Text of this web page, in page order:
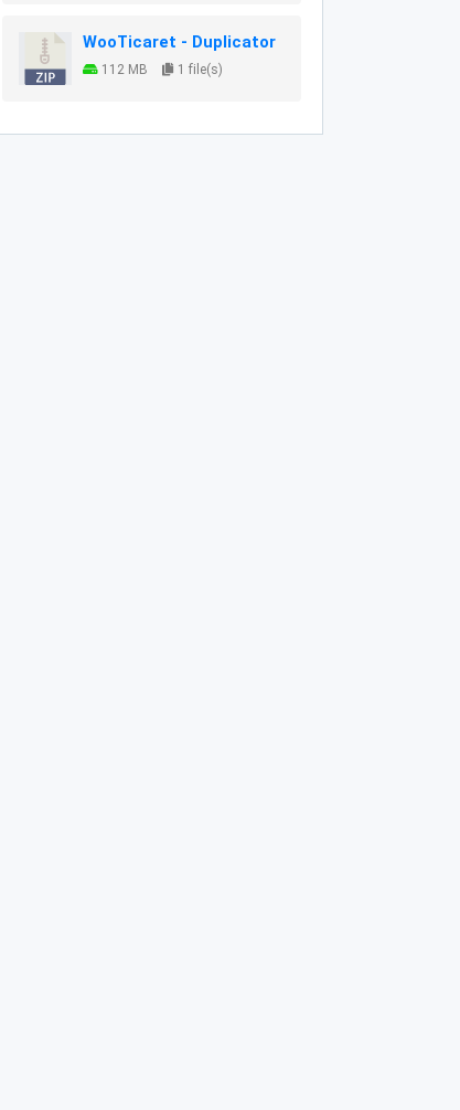
WooTicaret - Duplicator
112 MB 1 file(s)